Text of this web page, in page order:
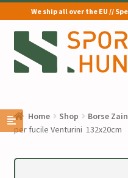
We ship all over the EU //
Vai
alla
navigazione
Vai
al
contenuto
Home Shop Borse
per fucile Venturini 132x20cm